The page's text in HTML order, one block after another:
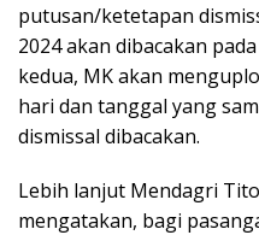
putusan/ketetapan
2024 akan dibacakan
kedua, MK akan
hari dan tanggal yang
dismissal dibacakan.
Lebih lanjut Mendagri
mengatakan, bagi